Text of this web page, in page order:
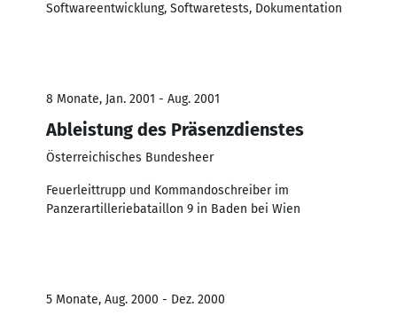
Softwareentwicklung, Softwaretests, Dokumentation
8 Monate, Jan. 2001 - Aug. 2001
Ableistung des Präsenzdienstes
Österreichisches Bundesheer
Feuerleittrupp und Kommandoschreiber im
Panzerartilleriebataillon 9 in Baden bei Wien
5 Monate, Aug. 2000 - Dez. 2000